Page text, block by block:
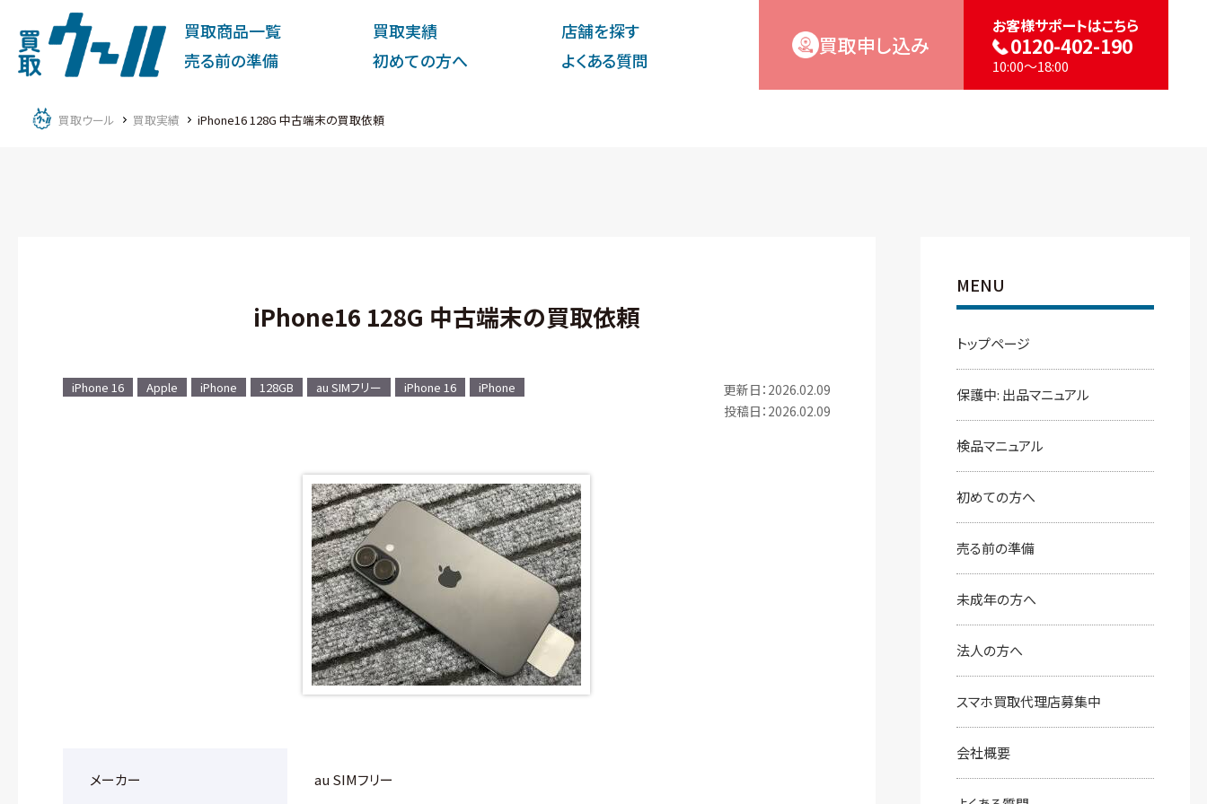
買取商品一覧 買取実績
店舗を探す
売る前の準備
初めての⽅へ よくある質問
買取申し込み
お客様サポートはこちら
0120-402-190
10:00～18:00
買取ウール 買取実績 iPhone16 128G 中古端末の買取依頼
iPhone16 128G 中古端末の買取依頼
更新日：2026.02.09
投稿日：2026.02.09
iPhone 16 Apple iPhone 128GB au SIMフリー iPhone 16 iPhone
メーカー au SIMフリー
MENU
トップページ
保護中: 出品マニュアル
検品マニュアル
初めての⽅へ
売る前の準備
未成年の方へ
法人の方へ
スマホ買取代理店募集中
会社概要